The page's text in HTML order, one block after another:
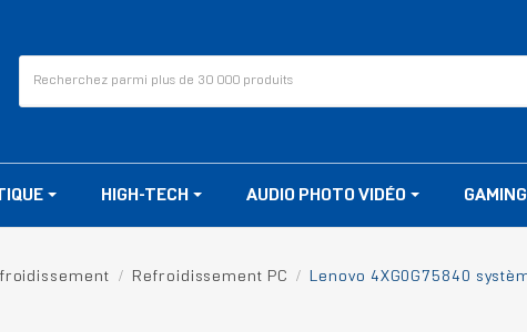
HIGH-TECH AUDIO PHOTO VIDÉO GAMING
Refroidissement PC Lenovo 4XG0G75840